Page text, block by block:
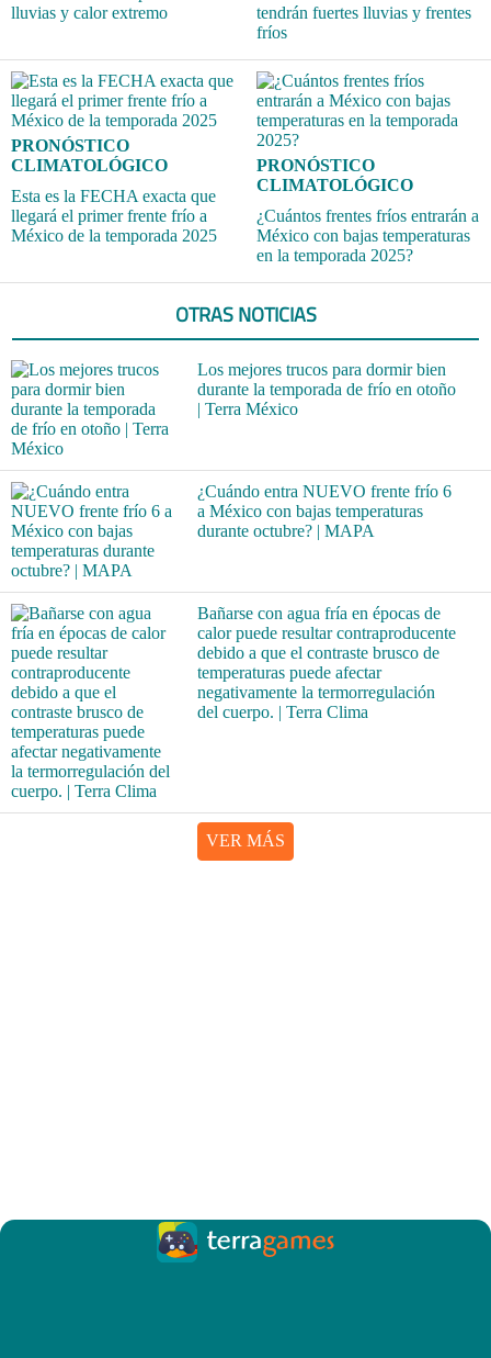
lluvias y calor extremo
tendrán fuertes lluvias y frentes
fríos
PRONÓSTICO
CLIMATOLÓGICO
Esta es la FECHA exacta que
llegará el primer frente frío a
México de la temporada 2025
PRONÓSTICO
CLIMATOLÓGICO
¿Cuántos frentes fríos entrarán a
México con bajas temperaturas
en la temporada 2025?
OTRAS NOTICIAS
Los mejores trucos para dormir bien
durante la temporada de frío en otoño
| Terra México
¿Cuándo entra NUEVO frente frío 6
a México con bajas temperaturas
durante octubre? | MAPA
Bañarse con agua fría en épocas de
calor puede resultar contraproducente
debido a que el contraste brusco de
temperaturas puede afectar
negativamente la termorregulación
del cuerpo. | Terra Clima
VER MÁS